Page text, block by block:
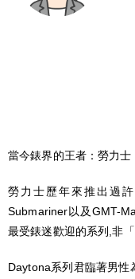
當今錶界的王者：勞力士
勞力士歷年來推出過
Submariner以及GMT-
最受錶迷歡迎的系列,非
Daytona系列君臨著男性